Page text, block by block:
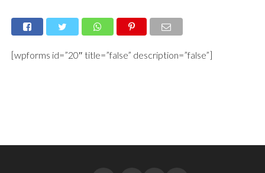
[wpforms id=”20″ title=”false” description=”false”]